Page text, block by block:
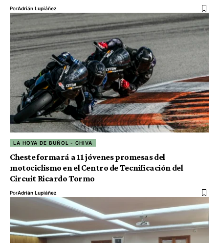
PorAdrián Lupiáñez
LA HOYA DE BUÑOL - CHIVA
Cheste formará a 11 jóvenes promesas del
motociclismo en el Centro de Tecnificación del
Circuit Ricardo Tormo
PorAdrián Lupiáñez